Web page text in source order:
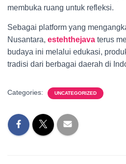
membuka ruang untuk refleksi.
Sebagai platform yang
Nusantara, estehthejava terus
budaya ini melalui edukasi,
tradisi dari berbagai daerah di
Categories: UNCATEGORIZED